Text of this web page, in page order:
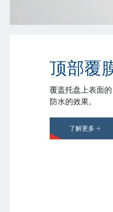
顶部覆
覆盖托盘上表面
防水的效果。
了解更多